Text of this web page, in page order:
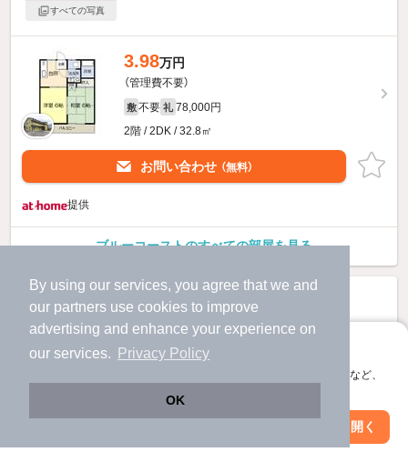
By using our services, you agree that we and
our partners use cookies to improve
advertising and enhance your experience on
our services.
Privacy Policy
OK
アプリに切り替えて、サクサクお部屋探し
会員登録なしですぐ使える。マップ検索やお気に入り保存など、
アプリを開く
すべての写真
3.98万円
（管理費不要）
敷 不要 礼 78,000円
2階 / 2DK / 32.8㎡
お問い合わせ （無料）
提供
ブルーコーストのすべての部屋を見る
絞り込み条件を変更